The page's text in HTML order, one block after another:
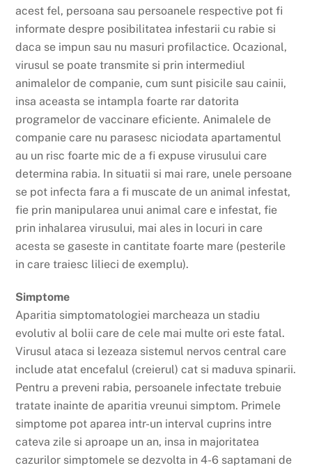
acest fel, persoana sau persoanele respective pot fi
informate despre posibilitatea infestarii cu rabie si
daca se impun sau nu masuri profilactice. Ocazional,
virusul se poate transmite si prin intermediul
animalelor de companie, cum sunt pisicile sau cainii,
insa aceasta se intampla foarte rar datorita
programelor de vaccinare eficiente. Animalele de
companie care nu parasesc niciodata apartamentul
au un risc foarte mic de a fi expuse virusului care
determina rabia. In situatii si mai rare, unele persoane
se pot infecta fara a fi muscate de un animal infestat,
fie prin manipularea unui animal care e infestat, fie
prin inhalarea virusului, mai ales in locuri in care
acesta se gaseste in cantitate foarte mare (pesterile
in care traiesc lilieci de exemplu).
Simptome
Aparitia simptomatologiei marcheaza un stadiu
evolutiv al bolii care de cele mai multe ori este fatal.
Virusul ataca si lezeaza sistemul nervos central care
include atat encefalul (creierul) cat si maduva spinarii.
Pentru a preveni rabia, persoanele infectate trebuie
tratate inainte de aparitia vreunui simptom. Primele
simptome pot aparea intr-un interval cuprins intre
cateva zile si aproape un an, insa in majoritatea
cazurilor simptomele se dezvolta in 4-6 saptamani de